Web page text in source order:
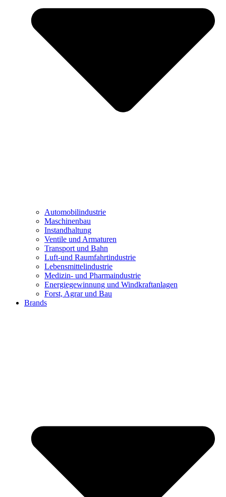
Automobilindustrie
Maschinenbau
Instandhaltung
Ventile und Armaturen
Transport und Bahn
Luft-und Raumfahrtindustrie
Lebensmittelindustrie
Medizin- und Pharmaindustrie
Energiegewinnung und Windkraftanlagen
Forst, Agrar und Bau
Brands